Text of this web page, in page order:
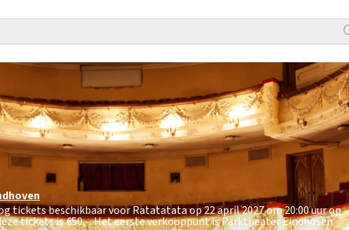
tickets beschikbaar voor Ratatatata op 22 april 2027 om 20:00 uur op
tickets is€50,-. Het eerste verkooppunt is Parktheater Eindhoven